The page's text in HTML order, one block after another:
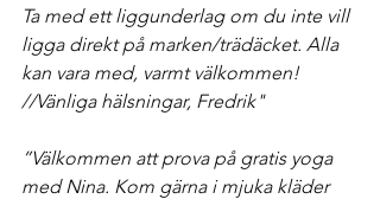
Ta med ett liggunderlag om du inte vill
ligga direkt på marken/trädäcket. Alla
kan vara med, varmt välkommen!
//Vänliga hälsningar, Fredrik"
”Välkommen att prova på gratis yoga
med Nina. Kom gärna i mjuka kläder